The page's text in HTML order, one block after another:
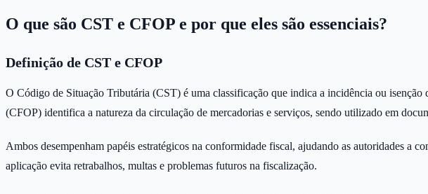
O que são CST e CFOP e por que eles são essenciais?
Definição de CST e CFOP
O Código de Situação Tributária (CST) é uma classificação que indica a incidência ou
(CFOP) identifica a natureza da circulação de mercadorias e serviços, sendo utilizado em
Ambos desempenham papéis estratégicos na conformidade fiscal, ajudando as autoridades a
aplicação evita retrabalhos, multas e problemas futuros na fiscalização.